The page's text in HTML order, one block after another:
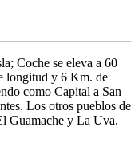
Coche se eleva a 60
longitud y 6 Km. de
como Capital a San
Los otros pueblos de
Guamache y La Uva.